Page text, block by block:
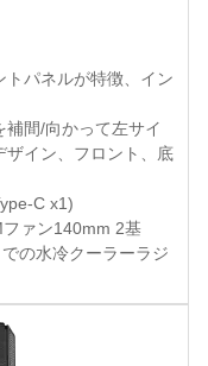
トパネルが特徴、イン
間/向かって左サイ
ザイン、フロント、底
C x1)
ァン140mm 2基
の水冷クーラーラジ